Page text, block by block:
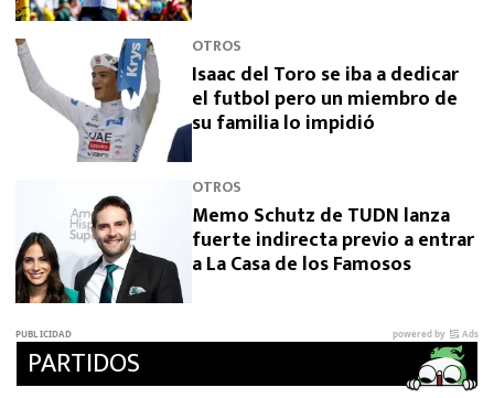
OTROS
Isaac del Toro se iba a dedicar
el futbol pero un miembro de
su familia lo impidió
OTROS
Memo Schutz de TUDN lanza
fuerte indirecta previo a entrar
a La Casa de los Famosos